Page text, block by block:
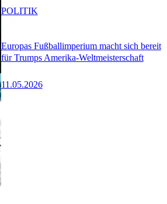
Europas Fußballimperium macht sich bereit
für Trumps Amerika-Weltmeisterschaft
11.05.2026
POLITIK